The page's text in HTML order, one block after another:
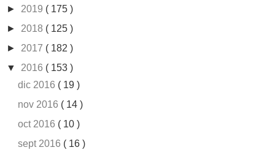
► 2019 ( 175 )
► 2018 ( 125 )
► 2017 ( 182 )
▼ 2016 ( 153 )
dic 2016 ( 19 )
nov 2016 ( 14 )
oct 2016 ( 10 )
sept 2016 ( 16 )